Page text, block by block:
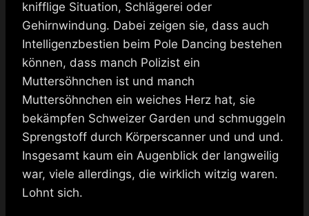
knifflige Situation, Schlägerei oder
Gehirnwindung. Dabei zeigen sie, dass auch
Intelligenzbestien beim Pole Dancing bestehen
können, dass manch Polizist ein
Muttersöhnchen ist und manch
Muttersöhnchen ein weiches Herz hat, sie
bekämpfen Schweizer Garden und schmuggeln
Sprengstoff durch Körperscanner und und und.
Insgesamt kaum ein Augenblick der langweilig
war, viele allerdings, die wirklich witzig waren.
Lohnt sich.